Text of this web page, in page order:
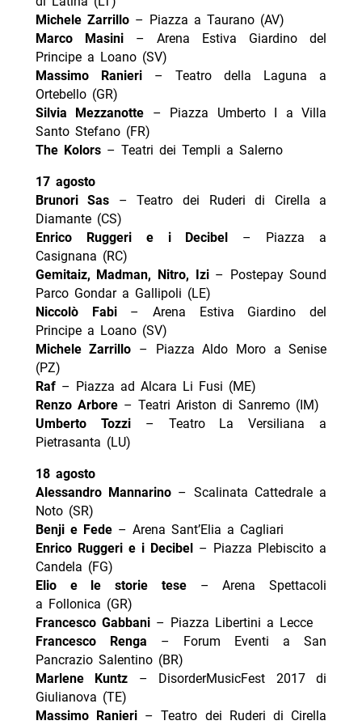
Michele Zarrillo– Piazza a Taurano (AV)
Marco Masini– Arena Estiva Giardino del
Principe a Loano (SV)
Massimo Ranieri – Teatro della Laguna a
Ortebello (GR)
Silvia Mezzanotte – Piazza Umberto I a Villa
Santo Stefano (FR)
The Kolors– Teatri dei Templi a Salerno
17 agosto
Brunori Sas – Teatro dei Ruderi di Cirella a
Diamante (CS)
Enrico Ruggeri e i Decibel – Piazza a
Casignana (RC)
Gemitaiz, Madman, Nitro, Izi– Postepay Sound
Parco Gondar a Gallipoli (LE)
Niccolò Fabi – Arena Estiva Giardino del
Principe a Loano (SV)
Michele Zarrillo – Piazza Aldo Moro a Senise
(PZ)
Raf– Piazza ad Alcara Li Fusi (ME)
Renzo Arbore– Teatri Ariston di Sanremo (IM)
Umberto Tozzi – Teatro La Versiliana a
Pietrasanta (LU)
18 agosto
Alessandro Mannarino – Scalinata Cattedrale a
Noto (SR)
Benji e Fede– Arena Sant’Elia a Cagliari
Enrico Ruggeri e i Decibel – Piazza Plebiscito a
Candela (FG)
Elio e le storie tese– Arena Spettacoli
a Follonica (GR)
Francesco Gabbani– Piazza Libertini a Lecce
Francesco Renga – Forum Eventi a San
Pancrazio Salentino (BR)
Marlene Kuntz – DisorderMusicFest 2017 di
Giulianova (TE)
Massimo Ranieri – Teatro dei Ruderi di Cirella